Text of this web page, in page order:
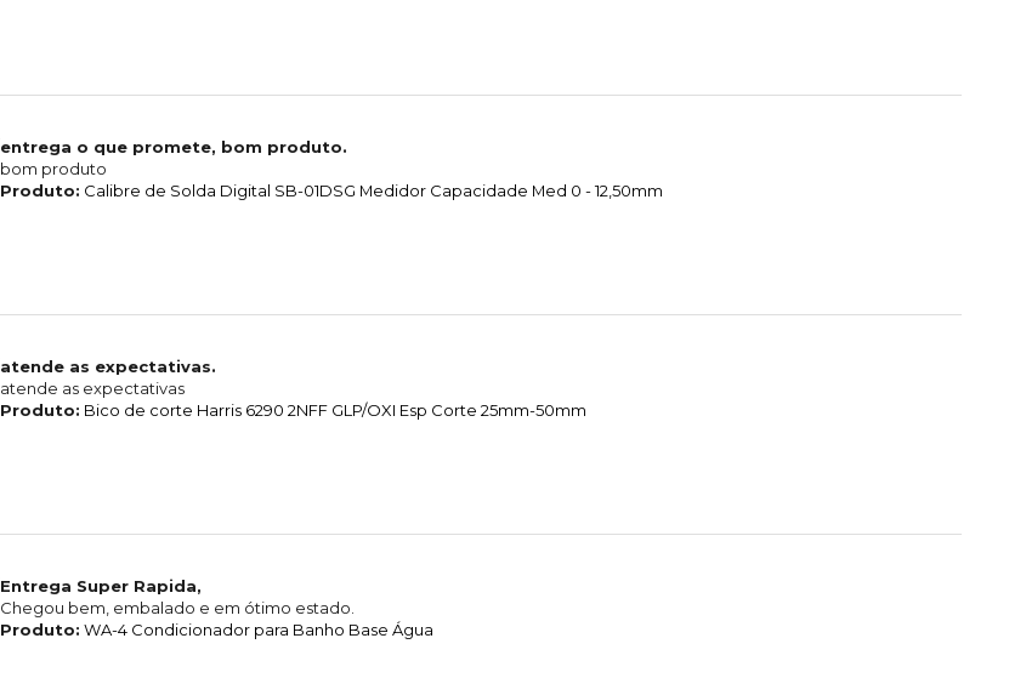
entrega o que promete, bom produto.
bom produto
Produto: Calibre de Solda Digital SB-01DSG Medidor Capacidade Med 0 - 12,50mm
atende as expectativas.
atende as expectativas
Produto: Bico de corte Harris 6290 2NFF GLP/OXI Esp Corte 25mm-50mm
Entrega Super Rapida,
Chegou bem, embalado e em ótimo estado.
Produto: WA-4 Condicionador para Banho Base Água